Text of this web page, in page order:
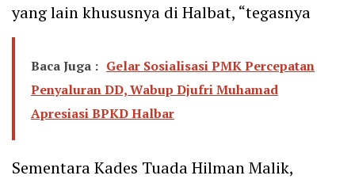
yang lain khususnya di Halbat, “tegasnya
Baca Juga : Gelar Sosialisasi PMK Percepatan
Penyaluran DD, Wabup Djufri Muhamad
Apresiasi BPKD Halbar
Sementara Kades Tuada Hilman Malik,